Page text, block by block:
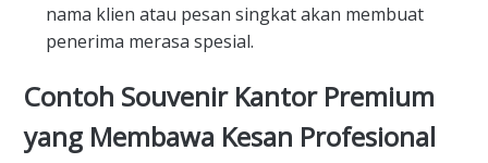
nama klien atau pesan singkat akan membuat
penerima merasa spesial.
Contoh Souvenir Kantor Premium
yang Membawa Kesan Profesional